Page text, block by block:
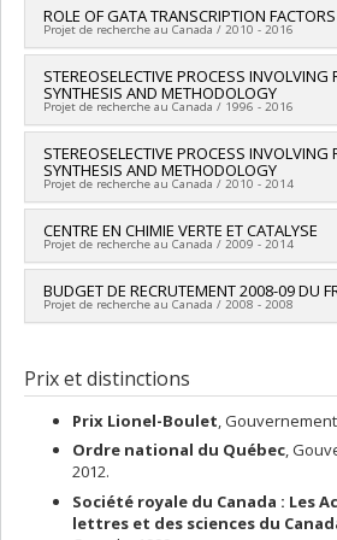
Programmes de subvention :PV143493-
centres d'excellence
Co-chercheurs :Yvan Guindon
Sources de financement :CRSNG/
sciences naturelles et génie du Canada
Programmes de subvention :
ROLE OF GATA TRANSCRIPTION
Projet de recherche au Canada / 2010 - 2016
Chercheur principal :Mona Nemer
Co-chercheurs : Yvan Guindon
Sources de financement :
Programmes de subvention :
fonctionnement incluant les
programmatiques (général)
STEREOSELECTIVE PROCESS INVOLVING
SYNTHESIS AND METHODOLOGY
Projet de recherche au Canada / 1996 - 2016
Chercheur principal :Yvan Guindon
Sources de financement :CRSNG/
sciences naturelles et génie du Canada
subvention à la découverte individuelle
STEREOSELECTIVE PROCESS INVOLVING
SYNTHESIS AND METHODOLOGY
Projet de recherche au Canada / 2010 - 2014
Chercheur principal :Yvan Guindon
CENTRE EN CHIMIE VERTE ET CATALYSE
Projet de recherche au Canada / 2009 - 2014
Chercheur principal :André Charette
Co-chercheurs :Stephen Hanessian
Andreea-Ruxandra Schmitzer
Frank Schaper,Robert Lortie,Nicolas
Gleason ,Michèle Prévost,Richard L.
Masad J Damha,Tak-Hang Chan,
Maguire, P. C. K. Lau D. Scott
Lumb,Christopher Wilds,Pat Forgione,
Spino,Guillaume Bélanger,Claude
BUDGET DE RECRUTEMENT 2008-09 DU
Projet de recherche au Canada / 2008 - 2008
Prix et distinctions
Prix Lionel-Boulet,
Ordre national du Québec,
2012.
Société royale du Canada : Les
lettres et des sciences du